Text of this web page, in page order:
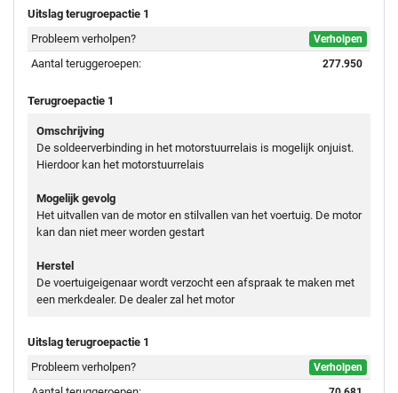
Uitslag terugroepactie 1
Probleem verholpen?
Verholpen
Aantal teruggeroepen: 277.950
Terugroepactie 1
Omschrijving
De soldeerverbinding in het motorstuurrelais is mogelijk onjuist.
Hierdoor kan het motorstuurrelais
Mogelijk gevolg
Het uitvallen van de motor en stilvallen van het voertuig. De motor
kan dan niet meer worden gestart
Herstel
De voertuigeigenaar wordt verzocht een afspraak te maken met
een merkdealer. De dealer zal het motor
Uitslag terugroepactie 1
Probleem verholpen?
Verholpen